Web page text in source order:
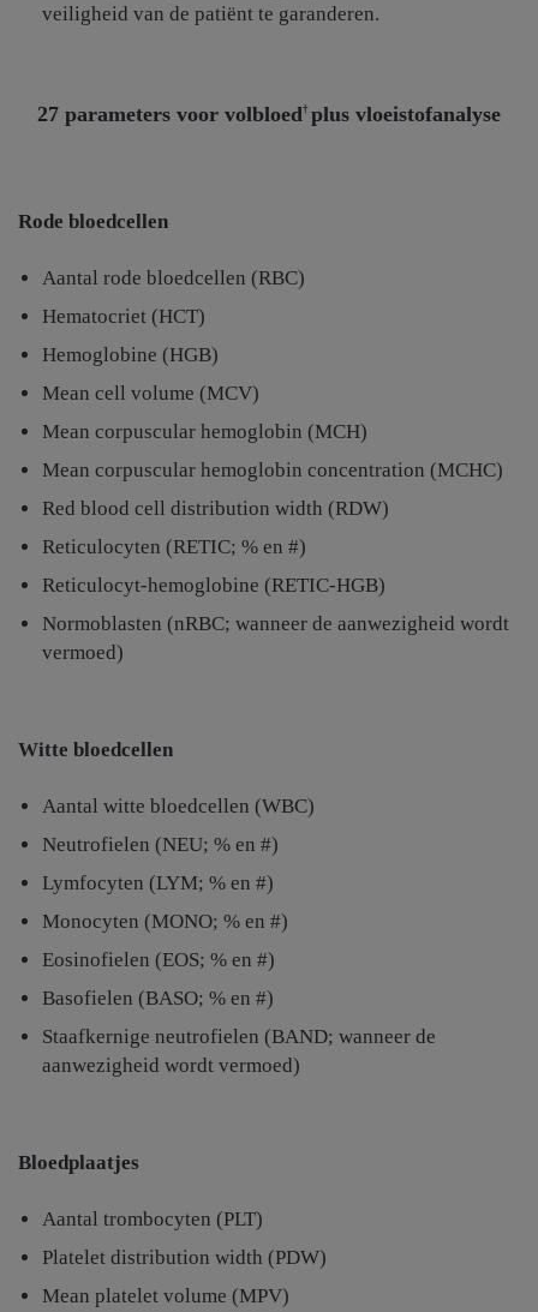
veiligheid van de patiënt te garanderen.
27 parameters voor volbloed† plus vloeistofanalyse
Rode bloedcellen
Aantal rode bloedcellen (RBC)
Hematocriet (HCT)
Hemoglobine (HGB)
Mean cell volume (MCV)
Mean corpuscular hemoglobin (MCH)
Mean corpuscular hemoglobin concentration (MCHC)
Red blood cell distribution width (RDW)
Reticulocyten (RETIC; % en #)
Reticulocyt-hemoglobine (RETIC-HGB)
Normoblasten (nRBC; wanneer de aanwezigheid wordt
vermoed)
Witte bloedcellen
Aantal witte bloedcellen (WBC)
Neutrofielen (NEU; % en #)
Lymfocyten (LYM; % en #)
Monocyten (MONO; % en #)
Eosinofielen (EOS; % en #)
Basofielen (BASO; % en #)
Staafkernige neutrofielen (BAND; wanneer de
aanwezigheid wordt vermoed)
Bloedplaatjes
Aantal trombocyten (PLT)
Platelet distribution width (PDW)
Mean platelet volume (MPV)